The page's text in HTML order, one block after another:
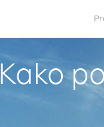
Kako